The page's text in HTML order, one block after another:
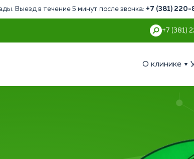
Выезд в течение 5 минут после звонка: +7 (381) 220-
+7 (381)
О клинике